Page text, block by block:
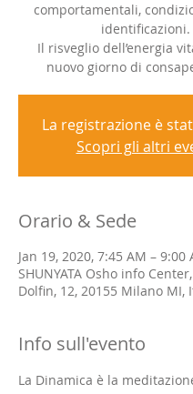
comportamentali,
identificazioni.
Il risveglio dell’energia
nuovo giorno di
La registrazione è
Scopri gli altri
Orario & Sede
Jan 19, 2020, 7:45 AM – 9:00
SHUNYATA Osho info
Dolfin, 12, 20155 Milano MI,
Info sull'evento
La Dinamica è la